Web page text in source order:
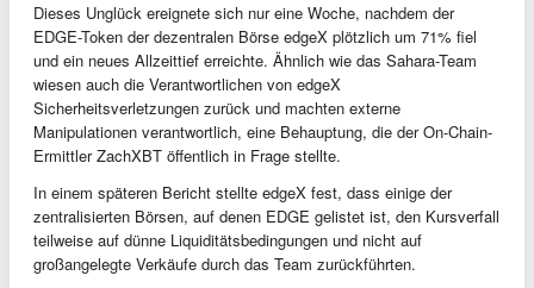
Dieses Unglück ereignete sich nur eine Woche, nachdem der
EDGE-Token der dezentralen Börse edgeX plötzlich um 71% fiel
und ein neues Allzeittief erreichte. Ähnlich wie das Sahara-Team
wiesen auch die Verantwortlichen von edgeX
Sicherheitsverletzungen zurück und machten externe
Manipulationen verantwortlich, eine Behauptung, die der On-Chain-
Ermittler ZachXBT öffentlich in Frage stellte.
In einem späteren Bericht stellte edgeX fest, dass einige der
zentralisierten Börsen, auf denen EDGE gelistet ist, den Kursverfall
teilweise auf dünne Liquiditätsbedingungen und nicht auf
großangelegte Verkäufe durch das Team zurückführten.